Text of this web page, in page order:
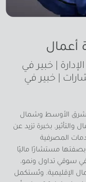
أعمال
| خبير في
| خبير في
الأوسط وشمال
والتأثير. بخبرة تزيد عن
المصرفية
مستشارًا ماليًا
أوليًا رائدًا في سوقي تداول ونمو،
الإقليمية. وتُستكمل